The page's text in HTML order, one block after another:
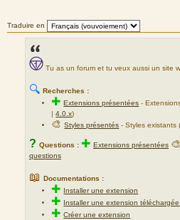
e
Traduire en
Tu as un forum et tu veux aussi un site
🔍 Recherches :
✚Extensions présentées -
|4.0.x)
🎨Styles présentés - Styles existants
? Questions : ✚ Extensions présentées 🎨
questions
📖 Documentations :
✚ Installer une extension
✚ Installer une extension
✚Créer une extension